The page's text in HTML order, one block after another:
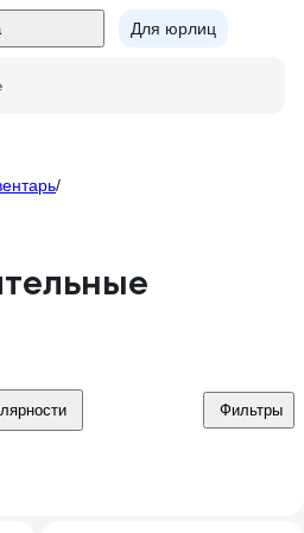
Для юрлиц
/
Фильтры